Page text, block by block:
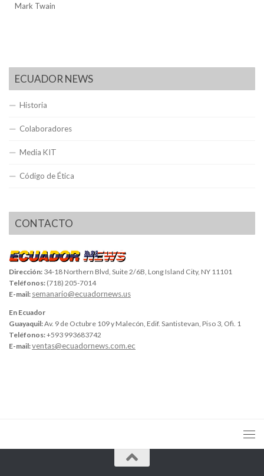
Mark Twain
ECUADOR NEWS
Historia
Colaboradores
Media KIT
Código de Ética
CONTACTO
Dirección: 34-18 Northern Blvd, Suite 2/6B, Long Island City, NY 11101
Teléfonos: (718) 205-7014
E-mail: semanario@ecuadornews.us
En Ecuador
Guayaquil:Av. 9 de Octubre 109 y Malecón, Edif. Santistevan, Piso 3, Ofi. 1
Teléfonos:+593 993683742
E-mail:ventas@ecuadornews.com.ec